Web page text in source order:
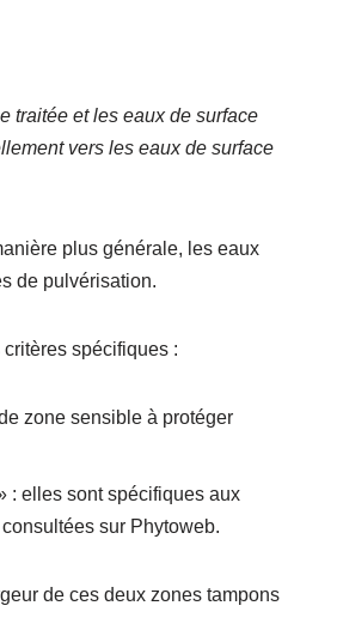
traitée et les eaux de surface
vers les eaux de surface
plus générale, les eaux
de pulvérisation.
spécifiques :
zone sensible à protéger
: elles sont spécifiques aux
sur Phytoweb.
de ces deux zones tampons